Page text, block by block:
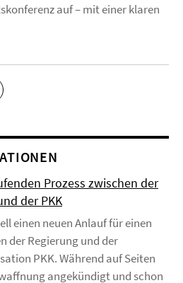
auf – mit einer klaren
Prozess zwischen der
der PKK
einen neuen Anlauf für einen
der Regierung und der
PKK. Während auf Seiten
angekündigt und schon